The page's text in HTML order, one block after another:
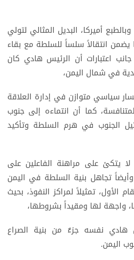
أميركا، البديل المثالي لتولي
يضمن انتقالاً سلساً للسلطة مع بقاء
اعتبارات أن الرئيس هادي كان
في شمال اليمن،
سياسي متوازن في إدارة العلاقة
كما أن انتماءه إلى جنوب
الجنوب في هرم السلطة وتأكيد
يتكئ على مراهنة الفاعلين على
تجاهل بنية السلطة في اليمن
الأول، تمثيلاً لمراكز النفوذ، بحيث
واجهة لها ومقيداً بشروطها،
هادي نفسه جزءٌ من بنية الصراع
اليمن.